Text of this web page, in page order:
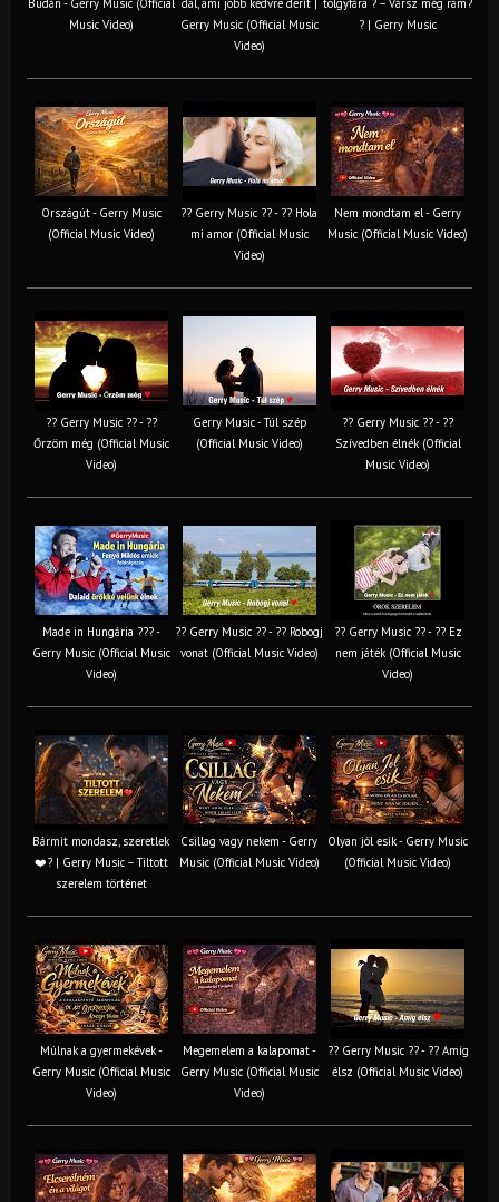
Music Video)
Gerry Music (Official Music
Video)
? | Gerry Music
Országút - Gerry Music
(Official Music Video)
?? Gerry Music ?? - ?? Hola
mi amor (Official Music
Video)
Nem mondtam el - Gerry
Music (Official Music Video)
?? Gerry Music ?? - ??
Őrzöm még (Official Music
Video)
Gerry Music - Túl szép
(Official Music Video)
?? Gerry Music ?? - ??
Szívedben élnék (Official
Music Video)
Made in Hungária ??? -
Gerry Music (Official Music
Video)
?? Gerry Music ?? - ?? Robogj
vonat (Official Music Video)
?? Gerry Music ?? - ?? Ez
nem játék (Official Music
Video)
Bármit mondasz, szeretlek
❤️‍? | Gerry Music – Tiltott
szerelem történet
Csillag vagy nekem - Gerry
Music (Official Music Video)
Olyan jól esik - Gerry Music
(Official Music Video)
Múlnak a gyermekévek -
Gerry Music (Official Music
Video)
Megemelem a kalapomat -
Gerry Music (Official Music
Video)
?? Gerry Music ?? - ?? Amíg
élsz (Official Music Video)